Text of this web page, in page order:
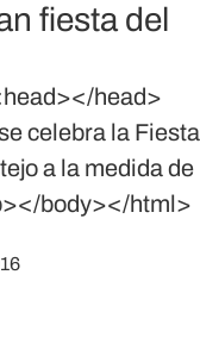
fiesta del
head>
celebra la Fiesta
a la medida de
body></html>